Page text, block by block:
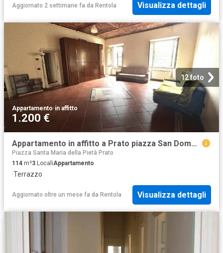
Aggiornato 2 settimane fa da Rentola Visualizza dettagli
12 foto
Appartamento·in affitto
1.200 €
Appartamento in affitto a Prato piazza San Domenico, terrazzo, parzialmente arredato, centrale TrovaCasa
Piazza Santa Maria della Pietà Prato
114 m²3 LocaliAppartamento
·Terrazzo
Aggiornato oltre un mese fa da Rentola Visualizza dettagli